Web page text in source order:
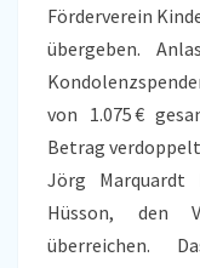
Förderverein
übergeben.
von 1.075 €
Betrag
Jörg Marquardt
Hüsson, den
überreichen.